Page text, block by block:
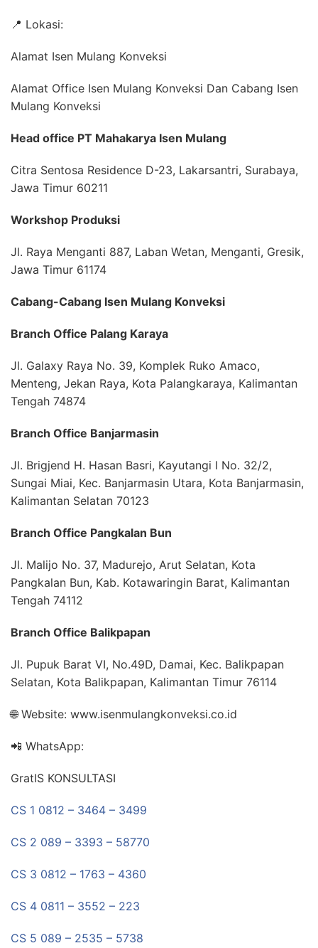
📍 Lokasi:
Alamat Isen Mulang Konveksi
Alamat Office Isen Mulang Konveksi Dan Cabang Isen
Mulang Konveksi
Head office PT Mahakarya Isen Mulang
Citra Sentosa Residence D-23, Lakarsantri, Surabaya,
Jawa Timur 60211
Workshop Produksi
Jl. Raya Menganti 887, Laban Wetan, Menganti, Gresik,
Jawa Timur 61174
Cabang-Cabang Isen Mulang Konveksi
Branch Office Palang Karaya
Jl. Galaxy Raya No. 39, Komplek Ruko Amaco,
Menteng, Jekan Raya, Kota Palangkaraya, Kalimantan
Tengah 74874
Branch Office Banjarmasin
Jl. Brigjend H. Hasan Basri, Kayutangi I No. 32/2,
Sungai Miai, Kec. Banjarmasin Utara, Kota Banjarmasin,
Kalimantan Selatan 70123
Branch Office Pangkalan Bun
Jl. Malijo No. 37, Madurejo, Arut Selatan, Kota
Pangkalan Bun, Kab. Kotawaringin Barat, Kalimantan
Tengah 74112
Branch Office Balikpapan
Jl. Pupuk Barat VI, No.49D, Damai, Kec. Balikpapan
Selatan, Kota Balikpapan, Kalimantan Timur 76114
🌐 Website: www.isenmulangkonveksi.co.id
📲 WhatsApp:
GratIS KONSULTASI
CS 1 0812 – 3464 – 3499
CS 2 089 – 3393 – 58770
CS 3 0812 – 1763 – 4360
CS 4 0811 – 3552 – 223
CS 5 089 – 2535 – 5738